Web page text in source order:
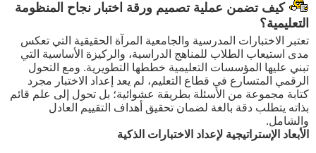
كيف تضمن عملية تصميم ورقة اختبار نجاح المنظومة
التعليمية؟
تعتبر الاختبارات المدرسية والجامعية المرآة الحقيقية التي تعكس
مدى استيعاب الطلاب للمناهج الدراسية، والركيزة الأساسية التي
تبني عليها المؤسسات التعليمية خططها التطويرية. ومع التحول
الرقمي المتسارع في قطاع التعليم، لم يعد إعداد الاختبار مجرد
كتابة مجموعة من الأسئلة بطريقة عشوائية؛ بل تحول إلى علم قائم
بذاته يتطلب دقة بالغة لضمان تحقيق أهداف التقييم العادل
والشامل.
الأبعاد الإستراتيجية لإعداد الاختبارات الذكية